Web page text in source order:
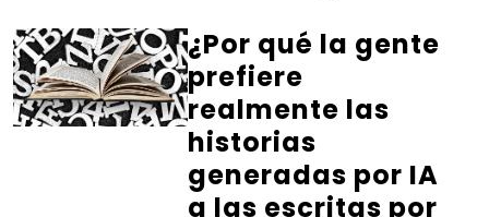
¿Por qué la gente
prefiere
realmente las
historias
generadas por IA
a las escritas por